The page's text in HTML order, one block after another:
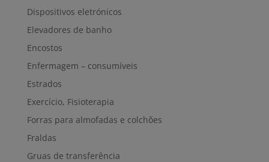
Dispositivos eletrónicos
Elevadores de banho
Encostos
Enfermagem – consumíveis
Estrados
Exercício, Fisioterapia
Forras para almofadas e colchões
Fraldas
Gruas de transferência